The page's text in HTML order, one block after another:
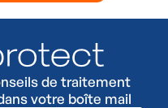
de traitement
votre boîte mail